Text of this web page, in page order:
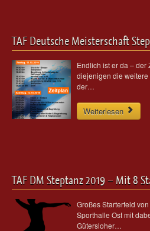
TAF Deutsche Meisterschaft
Endlich ist er da –
diejenigen die
der…
Weiterlesen
TAF DM Steptanz 2019 – Mit 8
Großes Starterfeld
Sporthalle Ost mit
Gütersloher…